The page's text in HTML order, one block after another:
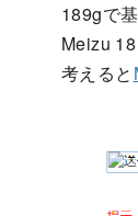
189gで
Meizu
考えると